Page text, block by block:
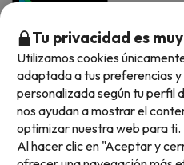
Métodos de pago disponibles
Tu privacidad es
Utilizamos cookies
adaptada a tus preferencias
personalizada según tu perfil
nos ayudan a mostrar el
optimizar nuestra web para ti.
Al hacer clic en "Aceptar y